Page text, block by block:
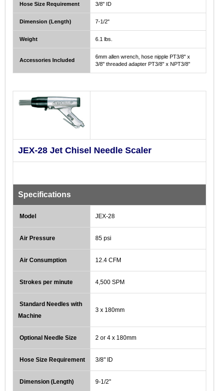
Hose Size Requirement 3/8" ID
Dimension (Length) 7-1/2"
Weight 6.1 lbs.
Accessories Included
6mm allen wrench, hose nipple PT3/8" x
3/8" threaded adapter PT3/8" x NPT3/8"
JEX-28 Jet Chisel Needle Scaler
Specifications
Model JEX-28
Air Pressure 85 psi
Air Consumption 12.4 CFM
Strokes per minute 4,500 SPM
Standard Needles with
Machine
3 x 180mm
Optional Needle Size 2 or 4 x 180mm
Hose Size Requirement 3/8" ID
Dimension (Length) 9-1/2"